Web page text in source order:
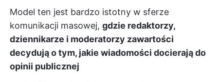
Model ten jest bardzo istotny w sferze
komunikacji masowej, gdzie redaktorzy,
dziennikarze i moderatorzy zawartości
decydują o tym, jakie wiadomości docierają do
opinii publicznej